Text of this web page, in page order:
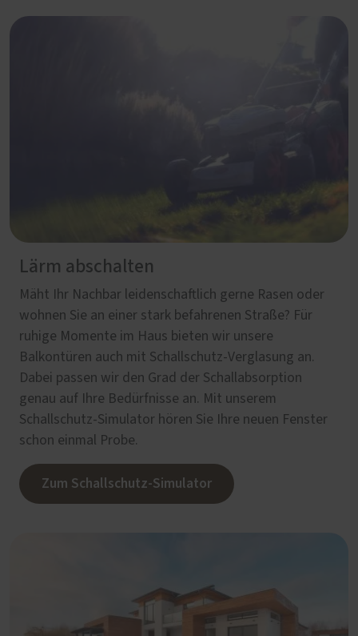
Lärm abschalten
Mäht Ihr Nachbar leidenschaftlich gerne Rasen oder
wohnen Sie an einer stark befahrenen Straße? Für
ruhige Momente im Haus bieten wir unsere
Balkontüren auch mit Schallschutz-Verglasung an.
Dabei passen wir den Grad der Schallabsorption
genau auf Ihre Bedürfnisse an. Mit unserem
Schallschutz-Simulator hören Sie Ihre neuen Fenster
schon einmal Probe.
Zum Schallschutz-Simulator